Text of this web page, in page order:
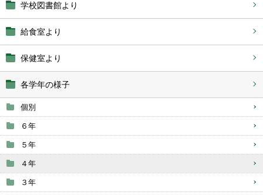
学校図書館より
給食室より
保健室より
各学年の様子
個別
６年
５年
４年
３年